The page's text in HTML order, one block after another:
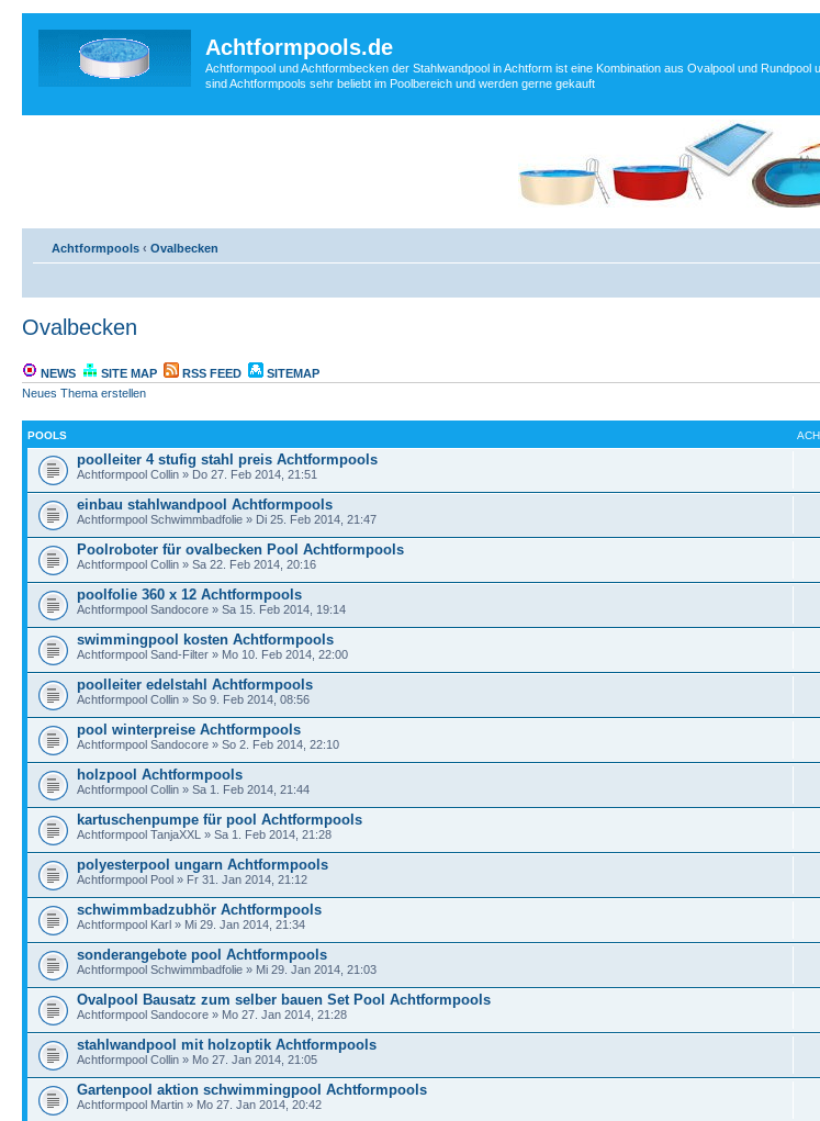
Achtformpools.de
Achtformpool und Achtformbecken der Stahlwandpool in Achtform ist eine Kombination aus Ovalpool und Rundpool
sind Achtformpools sehr beliebt im Poolbereich und werden gerne gekauft
Achtformpools ‹ Ovalbecken
Ovalbecken
NEWS SITE MAP RSS FEED
SITEMAP
Neues Thema erstellen
POOLS
poolleiter 4 stufig stahl preis Achtformpools
Achtformpool Collin » Do 27. Feb 2014, 21:51
einbau stahlwandpool Achtformpools
Achtformpool Schwimmbadfolie » Di 25. Feb 2014, 21:47
Poolroboter für ovalbecken Pool Achtformpools
Achtformpool Collin » Sa 22. Feb 2014, 20:16
poolfolie 360 x 12 Achtformpools
Achtformpool Sandocore » Sa 15. Feb 2014, 19:14
swimmingpool kosten Achtformpools
Achtformpool Sand-Filter » Mo 10. Feb 2014, 22:00
poolleiter edelstahl Achtformpools
Achtformpool Collin » So 9. Feb 2014, 08:56
pool winterpreise Achtformpools
Achtformpool Sandocore » So 2. Feb 2014, 22:10
holzpool Achtformpools
Achtformpool Collin » Sa 1. Feb 2014, 21:44
kartuschenpumpe für pool Achtformpools
Achtformpool TanjaXXL » Sa 1. Feb 2014, 21:28
polyesterpool ungarn Achtformpools
Achtformpool Pool » Fr 31. Jan 2014, 21:12
schwimmbadzubhör Achtformpools
Achtformpool Karl » Mi 29. Jan 2014, 21:34
sonderangebote pool Achtformpools
Achtformpool Schwimmbadfolie » Mi 29. Jan 2014, 21:03
Ovalpool Bausatz zum selber bauen Set Pool Achtformpools
Achtformpool Sandocore » Mo 27. Jan 2014, 21:28
stahlwandpool mit holzoptik Achtformpools
Achtformpool Collin » Mo 27. Jan 2014, 21:05
Gartenpool aktion schwimmingpool Achtformpools
Achtformpool Martin » Mo 27. Jan 2014, 20:42